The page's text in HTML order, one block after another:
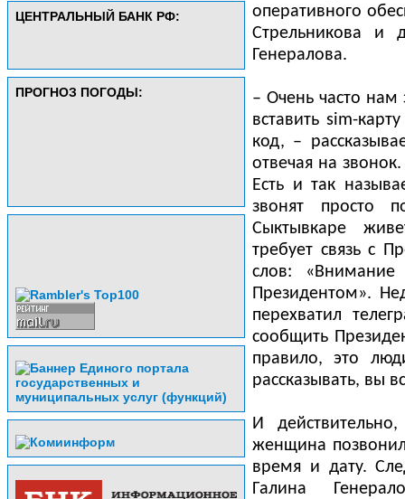
ЦЕНТРАЛЬНЫЙ БАНК РФ:
ПРОГНОЗ ПОГОДЫ:
оперативного
Стрельникова и
Генералова.
– Очень часто
вставить sim-
код, –
отвечая на
Есть и так
звонят просто
Сыктывкаре
требует связь с
слов: «Внимание
Президентом».
перехватил
сообщить
правило, это
рассказывать, вы
И
женщина
время и дату.
Галина